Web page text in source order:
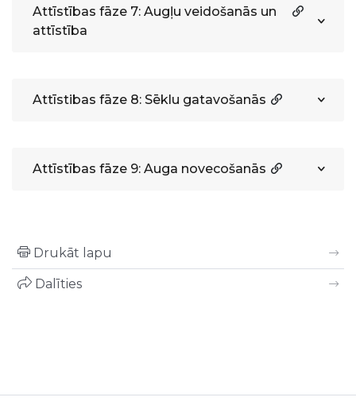
Attīstības fāze 7: Augļu veidošanās un
attīstība
Attīstibas fāze 8: Sēklu gatavošanās
Attīstības fāze 9: Auga novecošanās
Drukāt lapu
Dalīties